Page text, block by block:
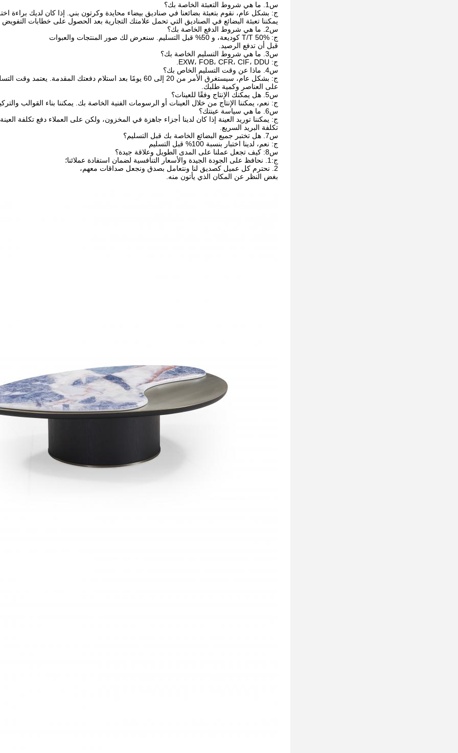
س1. ما هي شروط التعبئة الخاصة بك؟
ج: بشكل عام، نقوم بتعبئة بضائعنا في صناديق بيضاء محايدة وكرتون بني. إذا كان لديك براءة
يمكننا تعبئة البضائع في الصناديق التي تحمل علامتك التجارية بعد الحصول على خطابات
س2. ما هي شروط الدفع الخاصة بك؟
ج: T/T 50% كوديعة، و 50% قبل التسليم. سنعرض لك صور المنتجات والعبوات
قبل أن تدفع الرصيد.
س3. ما هي شروط التسليم الخاصة بك؟
ج: EXW، FOB، CFR، CIF، DDU.
س4. ماذا عن وقت التسليم الخاص بك؟
ج: بشكل عام، سيستغرق الأمر من 20 إلى 60 يومًا بعد استلام دفعتك المقدمة. يعتمد وقت التسليم المحدد
على العناصر وكمية طلبك.
س5. هل يمكنك الإنتاج وفقًا للعينات؟
ج: نعم، يمكننا الإنتاج من خلال العينات أو الرسومات الفنية الخاصة بك. يمكننا بناء القوالب
س6. ما هي سياسة عينتك؟
ج: يمكننا توريد العينة إذا كان لدينا أجزاء جاهزة في المخزون، ولكن على العملاء دفع تكلفة
تكلفة البريد السريع.
س7. هل تختبر جميع البضائع الخاصة بك قبل التسليم؟
ج: نعم، لدينا اختبار بنسبة 100% قبل التسليم
س8: كيف تجعل عملنا على المدى الطويل وعلاقة جيدة؟
ج:1. نحافظ على الجودة الجيدة والأسعار التنافسية لضمان استفادة عملائنا؛
2. نحترم كل عميل كصديق لنا ونتعامل بصدق ونجعل صداقات معهم،
بغض النظر عن المكان الذي يأتون منه.